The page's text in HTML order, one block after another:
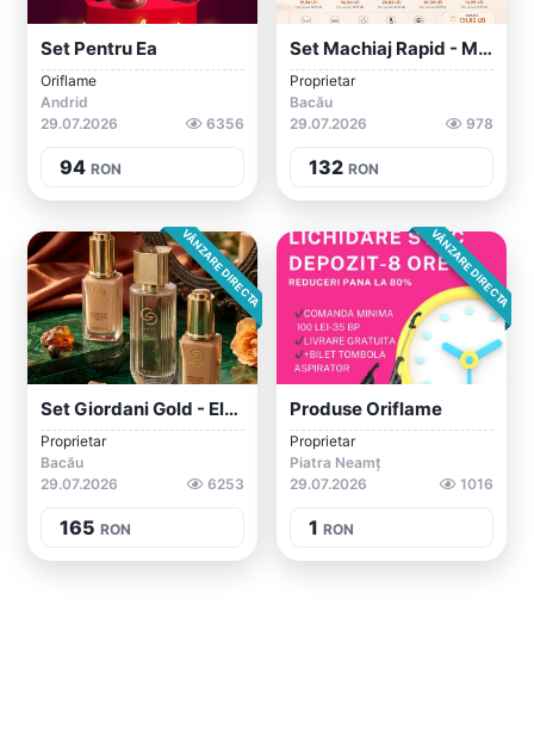
Set Pentru Ea
Oriflame
Andrid
29.07.2026
6356
94 RON
Set Machiaj Rapid - Mascara, Ruj, Demach...
Proprietar
Bacău
29.07.2026
978
132 RON
VÂNZARE DIRECTA
Set Giordani Gold - Eleganță Și Rafiname...
Proprietar
Bacău
29.07.2026
6253
165 RON
VÂNZARE DIRECTA
Produse Oriflame
Proprietar
Piatra Neamț
29.07.2026
1016
1 RON